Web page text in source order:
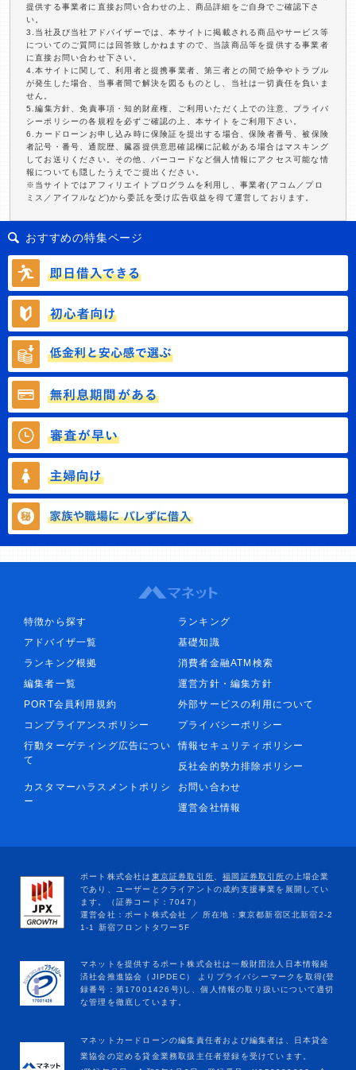
提供する事業者に直接お問い合わせの上、商品詳細をご自身でご確認下さ
い。
3.当社及び当社アドバイザーでは、本サイトに掲載される商品やサービス等
についてのご質問には回答致しかねますので、当該商品等を提供する事業者
に直接お問い合わせ下さい。
4.本サイトに関して、利用者と提携事業者、第三者との間で紛争やトラブル
が発生した場合、当事者間で解決を図るものとし、当社は一切責任を負いま
せん。
5.編集方針、免責事項・知的財産権、ご利用いただく上での注意、プライバ
シーポリシーの各規程を必ずご確認の上、本サイトをご利用下さい。
6.カードローンお申し込み時に保険証を提出する場合、保険者番号、被保険
者記号・番号、通院歴、臓器提供意思確認欄に記載がある場合はマスキング
してお送りください。その他、バーコードなど個人情報にアクセス可能な情
報についても隠したうえでご提出ください。
※当サイトではアフィリエイトプログラムを利用し、事業者(アコム／プロ
ミス／アイフルなど)から委託を受け広告収益を得て運営しております。
おすすめの特集ページ
特徴から探す
ランキング
アドバイザ一覧
基礎知識
ランキング根拠
消費者金融ATM検索
編集者一覧
運営方針・編集方針
PORT会員利用規約
外部サービスの利用について
コンプライアンスポリシー
プライバシーポリシー
行動ターゲティング広告につい
て
情報セキュリティポリシー
反社会的勢力排除ポリシー
カスタマーハラスメントポリシ
ー
お問い合わせ
運営会社情報
マネットカードローンの編集責任者および編集者は、日本貸金
業協会の定める貸金業務取扱主任者登録を受けています。